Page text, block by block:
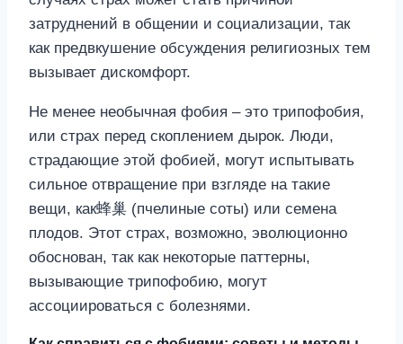
Не менее необычная фобия – это трипофобия,
или страх перед скоплением дырок. Люди,
страдающие этой фобией, могут испытывать
сильное отвращение при взгляде на такие
вещи, как蜂巢 (пчелиные соты) или семена
плодов. Этот страх, возможно, эволюционно
обоснован, так как некоторые паттерны,
вызывающие трипофобию, могут
ассоциироваться с болезнями.